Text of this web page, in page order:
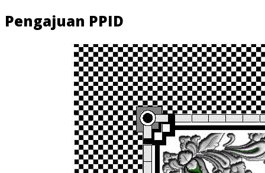
Pengajuan PPID